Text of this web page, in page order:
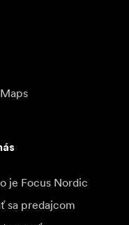
je Focus Nordic
sa predajcom